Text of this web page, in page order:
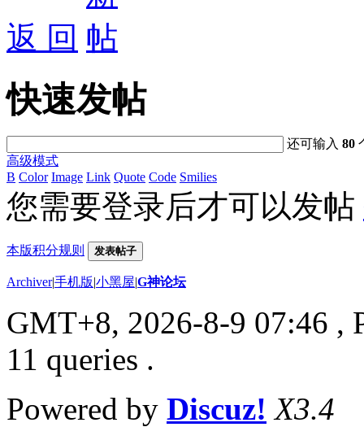
返 回
快速发帖
还可输入80
高级模式
B Color Image Link Quote Code Smilies
您需要登录后才可以发帖
本版积分规则 发表帖子
Archiver|手机版|小黑屋|G神论坛
GMT+8, 2026-8-9 07:46 ,
11 queries .
Powered by Discuz! X3.4